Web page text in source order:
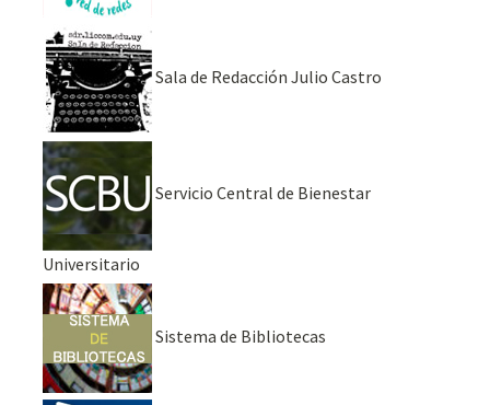
Sala de Redacción Julio Castro
Servicio Central de Bienestar
Universitario
Sistema de Bibliotecas